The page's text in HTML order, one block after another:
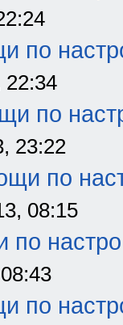
по
22:34
по
23:22
по
08:15
по